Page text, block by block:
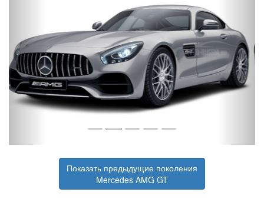
Показать предыдущие поколения
Mercedes AMG GT